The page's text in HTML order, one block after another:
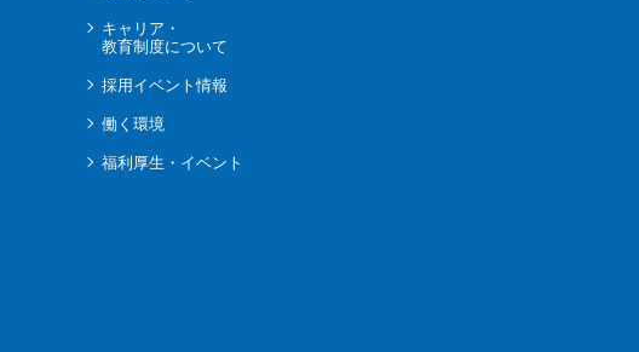
キャリア・
教育制度について
採用イベント情報
働く環境
福利厚生・イベント